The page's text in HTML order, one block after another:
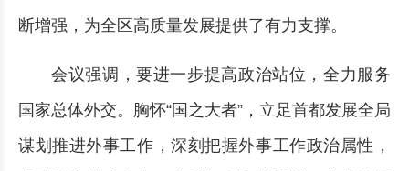
断增强，为全区高质量发展提供了有力支撑。
会议强调，要进一步提高政治站位，全力服务
国家总体外交。胸怀“国之大者”，立足首都发展全局
谋划推进外事工作，深刻把握外事工作政治属性，